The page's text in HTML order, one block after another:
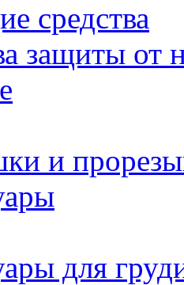
средства
защиты от
и
для